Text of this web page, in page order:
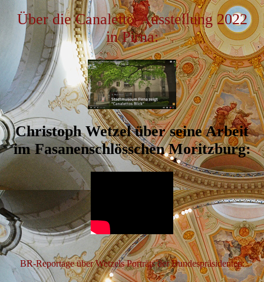
Über die Canaletto-Ausstellung 2022
in Pirna:
Christoph Wetzel über seine Arbeit
im Fasanenschlösschen Moritzburg:
BR-Reportage über Wetzels Porträts der Bundespräsidenten: